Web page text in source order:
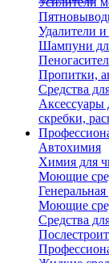
Удалители и
Шампуни
Пропитки,
Средства
Аксессуары
скребки,
Автохимия
Химия для
Моющие
Генеральная
Моющие
Средства